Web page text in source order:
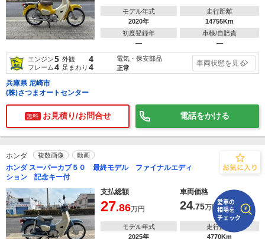
モデル年式
2020年
走行距離
14755Km
初度登録年
―
車検/自賠責
―
エンジン5 外観 4
フレーム4 足まわり 4
電気・保安部品
正常
車両状態を見る
兵庫県 尼崎市
(株)さつまオートセンター
無料 お見積り/お問合せ 電話をかける
ホンダ 複数画像 動画
ホンダ スーパーカブ５０ 最終モデル ファイナルエディ
ション 記念キー付
支払総額
車両価格
27.86万円 24.75万円
モデル年式
2025年
走行距離
4770Km
車種選択するだけ、かんたん相場検索
まずはメーカーを選択する
排気量
型式(任意)